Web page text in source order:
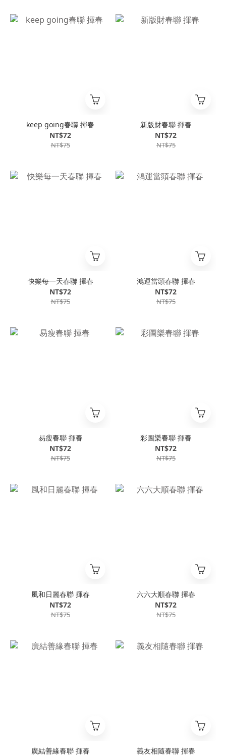
keep going春聯 揮春
NT$72
NT$75
新版財春聯 揮春
NT$72
NT$75
快樂每一天春聯 揮春
NT$72
NT$75
鴻運當頭春聯 揮春
NT$72
NT$75
易瘦春聯 揮春
NT$72
NT$75
彩圖樂春聯 揮春
NT$72
NT$75
風和日麗春聯 揮春
NT$72
NT$75
六六大順春聯 揮春
NT$72
NT$75
廣結善緣春聯 揮春
義友相隨春聯 揮春